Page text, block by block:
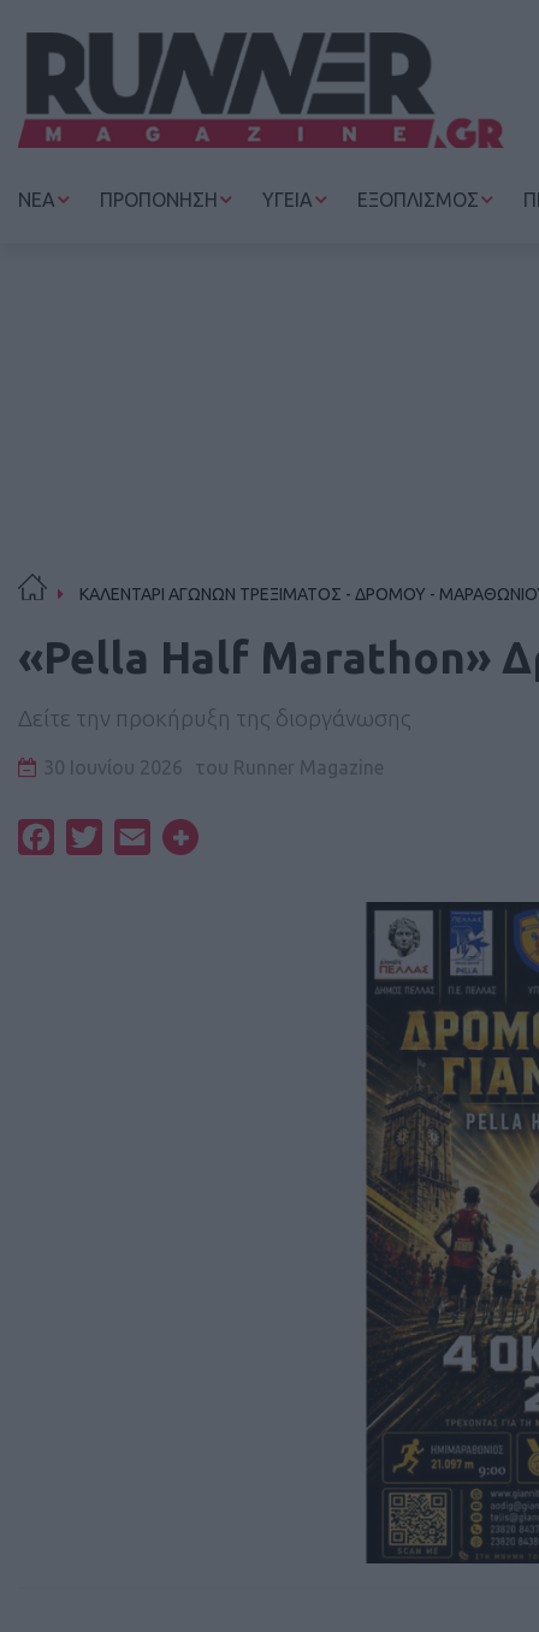
ΝΕΑ ΠΡΟΠΟΝΗΣΗ ΥΓΕΙΑ ΕΞΟΠΛΙΣΜΟΣ
ΚΑΛΕΝΤΑΡΙ ΑΓΩΝΩΝ ΤΡΕΞΙΜΑΤΟΣ - ΔΡΟΜΟΥ -
«Pella Half Marathon»
Δείτε την προκήρυξη της διοργάνωσης
30 Ιουνίου 2026 του Runner Magazine
FacebookTwitterEmail